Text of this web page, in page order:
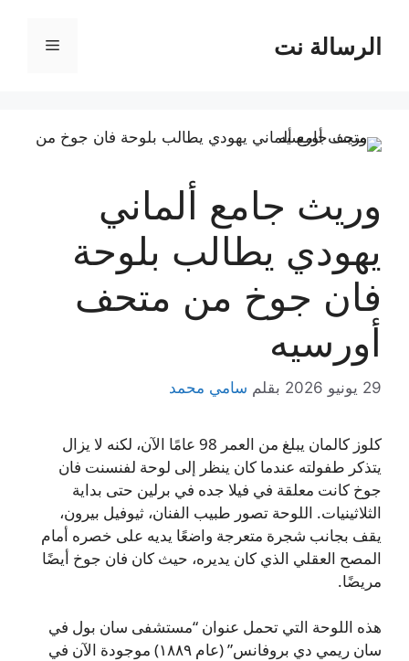
المحتوىالرسالة نت القائمة
وريث جامع ألماني
يهودي يطالب بلوحة
فان جوخ من متحف
أورسيه
29 يونيو 2026 بقلم سامي محمد
كلوز كالمان يبلغ من العمر 98 عامًا الآن، لكنه لا يزال
يتذكر طفولته عندما كان ينظر إلى لوحة لفنسنت فان
جوخ كانت معلقة في فيلا جده في برلين حتى بداية
الثلاثينيات. اللوحة تصور طبيب الفنان، ثيوفيل بيرون،
يقف بجانب شجرة متعرجة واضعًا يديه على خصره أمام
المصح العقلي الذي كان يديره، حيث كان فان جوخ أيضًا
مريضًا.
هذه اللوحة التي تحمل عنوان “مستشفى سان بول في
سان ريمي دي بروفانس” (عام ١٨٨٩) موجودة الآن في